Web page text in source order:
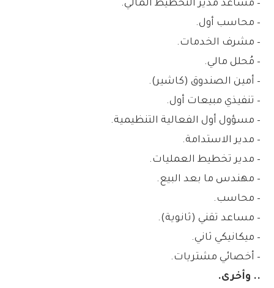
– مساعد مدير التخطيط المالي.
– محاسب أول.
– مشرف الخدمات.
– مُحلل مالي.
– أمين الصندوق (كاشير).
– تنفيذي مبيعات أول.
– مسؤول أول الفعالية التنظيمية.
– مدير الاستدامة.
– مدير تخطيط العمليات.
– مهندس ما بعد البيع.
– محاسب.
– مساعد تقني (ثانوية).
– ميكانيكي ثاني.
– أخصائي مشتريات.
.. وأخرى.